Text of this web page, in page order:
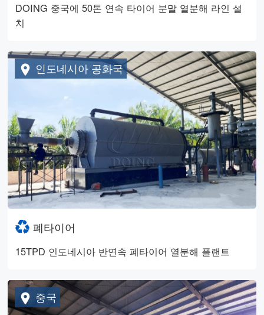
DOING 중국에 50톤 연속 타이어 분말 열분해 라인 설
치
인도네시아 공화국
폐타이어
15TPD 인도네시아 반연속 폐타이어 열분해 플랜트
중국